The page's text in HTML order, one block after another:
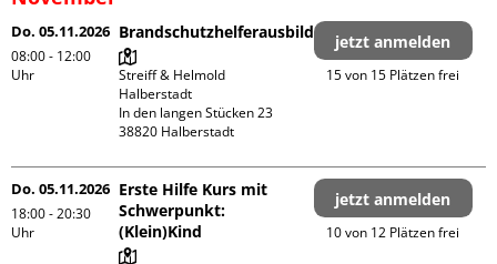
Do. 05.11.2026
08:00 - 12:00
Uhr
Brandschutzhelferausbildung
Streiff & Helmold
Halberstadt
In den langen Stücken 23
jetzt anmelden
15 von 15 Plätzen frei
Do. 05.11.2026
18:00 - 20:30
Uhr
Erste Hilfe Kurs mit
Schwerpunkt:
(Klein)Kind
jetzt anmelden
10 von 12 Plätzen frei